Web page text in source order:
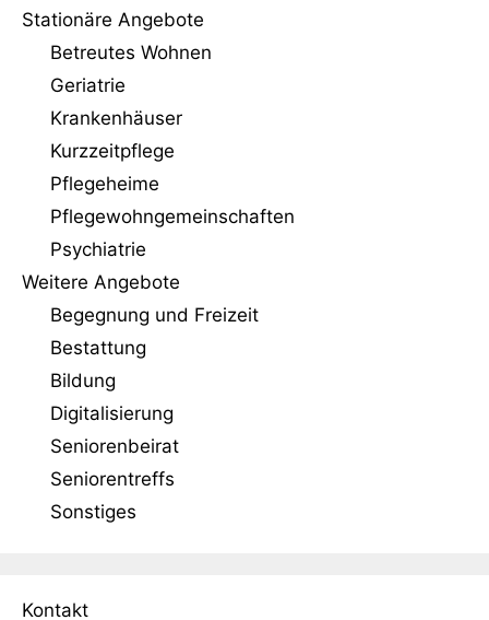
Stationäre Angebote
Betreutes Wohnen
Geriatrie
Krankenhäuser
Kurzzeitpflege
Pflegeheime
Pflegewohngemeinschaften
Psychiatrie
Weitere Angebote
Begegnung und Freizeit
Bestattung
Bildung
Digitalisierung
Seniorenbeirat
Seniorentreffs
Sonstiges
Kontakt